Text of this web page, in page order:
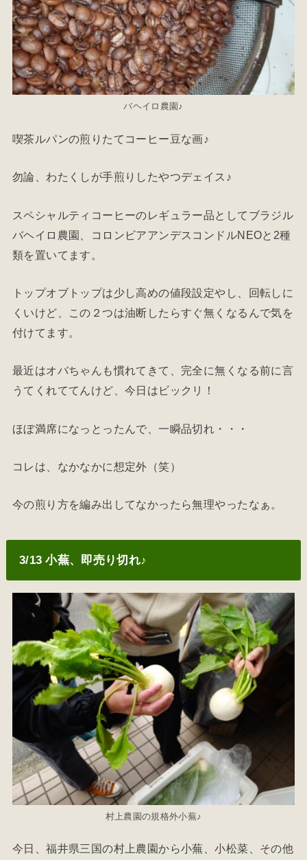
バヘイロ農園♪
喫茶ルパンの煎りたてコーヒー豆な画♪
勿論、わたくしが手煎りしたやつデェイス♪
スペシャルティコーヒーのレギュラー品としてブラジル
バヘイロ農園、コロンビアアンデスコンドルNEOと2種
類を置いてます。
トップオブトップは少し高めの値段設定やし、回転しに
くいけど、この２つは油断したらすぐ無くなるんで気を
付けてます。
最近はオバちゃんも慣れてきて、完全に無くなる前に言
うてくれててんけど、今日はビックリ！
ほぼ満席になっとったんで、一瞬品切れ・・・
コレは、なかなかに想定外（笑）
今の煎り方を編み出してなかったら無理やったなぁ。
3/13 小蕪、即売り切れ♪
村上農園の規格外小蕪♪
今日、福井県三国の村上農園から小蕪、小松菜、その他